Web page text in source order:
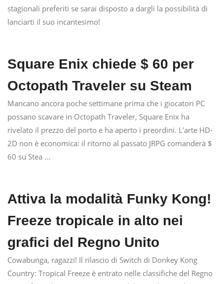
stagionali preferiti se sarai disposto a dargli la possibilità di
lanciarti il ​​suo incantesimo!
Square Enix chiede $ 60 per
Octopath Traveler su Steam
Mancano ancora poche settimane prima che i giocatori PC
possano scavare in Octopath Traveler, Square Enix ha
rivelato il prezzo del porto e ha aperto i preordini. L'arte HD-
2D non è economica: il ritorno al passato JRPG comanderà $
60 su Stea ...
Attiva la modalità Funky Kong!
Freeze tropicale in alto nei
grafici del Regno Unito
Cowabunga, ragazzi! Il rilascio di Switch di Donkey Kong
Country: Tropical Freeze è entrato nelle classifiche del Regno